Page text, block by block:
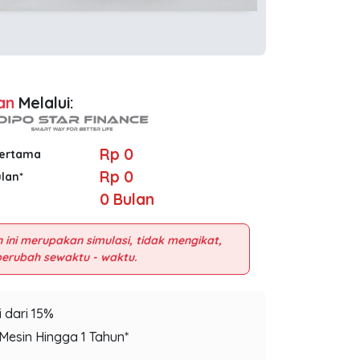
Melalui:
Rp 0
Rp 0
0Bulan
ini merupakan simulasi, tidak mengikat,
dari 15%
Hingga 1 Tahun*